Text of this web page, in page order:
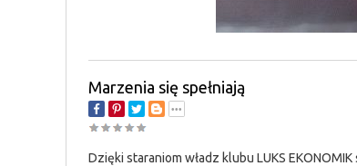
Marzenia się spełniają
Dzięki staraniom władz klubu LUKS